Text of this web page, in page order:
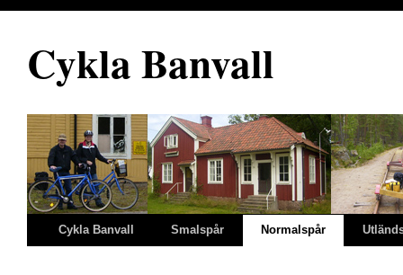
Cykla Banvall
Cykla Banvall Smalspår Normalspår